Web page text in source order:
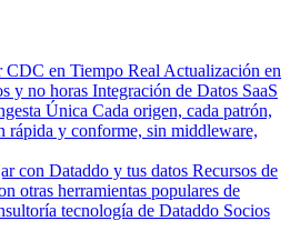
CDC en Tiempo Real Actualización en
y no horas Integración de Datos SaaS
Única Cada origen, cada patrón,
rápida y conforme, sin middleware,
con Dataddo y tus datos Recursos de
otras herramientas populares de
tecnología de Dataddo Socios